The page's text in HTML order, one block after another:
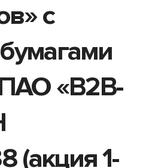
с
«В2В-
(акция 1-